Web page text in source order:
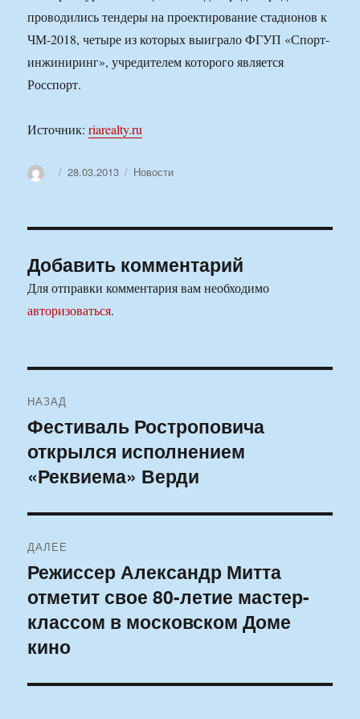
проводились тендеры на проектирование стадионов к
ЧМ-2018, четыре из которых выиграло ФГУП «Спорт-
инжиниринг», учредителем которого является
Росспорт.
Источник:riarealty.ru
АвторОпубликовано
28.03.2013 Рубрики
Новости
Добавить комментарий
Для отправки комментария вам необходимо
авторизоваться.
по
записям
НАЗАД
Предыдущая
запись:
Фестиваль Ростроповича
открылся исполнением
«Реквиема» Верди
ДАЛЕЕ
Следующая
запись:
Режиссер Александр Митта
отметит свое 80-летие мастер-
классом в московском Доме
кино